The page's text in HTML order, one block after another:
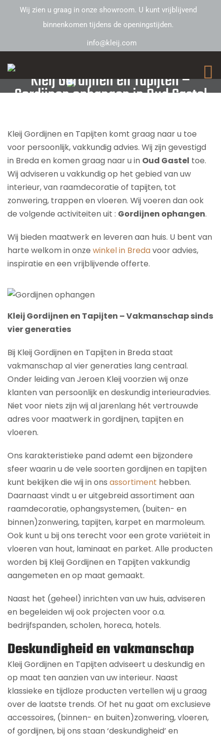
Wij zien u graag in onze showroom. U kunt vrijblijvend
binnenkomen tijdens de openingstijden.
info@kleij.com
Kleij Gordijnen en Tapijten –
Gordijnen ophangen in Oud Gastel
Kleij Gordijnen en Tapijten komt graag naar u toe
voor persoonlijk, vakkundig advies. Wij zijn gevestigd
in Breda en komen graag naar u in Oud Gastel toe.
Wij adviseren u vakkundig op het gebied van uw
interieur, van raamdecoratie of tapijten, tot
zonwering, trappen en vloeren. Wij voeren dan ook
de volgende activiteiten uit : Gordijnen ophangen.
Wij bieden maatwerk en leveren aan huis. U bent van
harte welkom in onze winkel in Bredavoor advies,
inspiratie en een vrijblijvende offerte.
Kleij Gordijnen en Tapijten – Vakmanschap sinds
vier generaties
Bij Kleij Gordijnen en Tapijten in Breda staat
vakmanschap al vier generaties lang centraal.
Onder leiding van Jeroen Kleij voorzien wij onze
klanten van persoonlijk en deskundig interieuradvies.
Niet voor niets zijn wij al jarenlang hét vertrouwde
adres voor maatwerk in gordijnen, tapijten en
vloeren.
Ons karakteristieke pand ademt een bijzondere
sfeer waarin u de vele soorten gordijnen en tapijten
kunt bekijken die wij in ons assortiment hebben.
Daarnaast vindt u er uitgebreid assortiment aan
raamdecoratie, ophangsystemen, (buiten- en
binnen)zonwering, tapijten, karpet en marmoleum.
Ook kunt u bij ons terecht voor een grote variëteit in
vloeren van hout, laminaat en parket. Alle producten
worden bij Kleij Gordijnen en Tapijten vakkundig
aangemeten en op maat gemaakt.
Naast het (geheel) inrichten van uw huis, adviseren
en begeleiden wij ook projecten voor o.a.
bedrijfspanden, scholen, horeca, hotels.
Deskundigheid en vakmanschap
Kleij Gordijnen en Tapijten adviseert u deskundig en
op maat ten aanzien van uw interieur. Naast
klassieke en tijdloze producten vertellen wij u graag
over de laatste trends. Of het nu gaat om exclusieve
accessoires, (binnen- en buiten)zonwering, vloeren,
of gordijnen, bij ons staan ‘deskundigheid’ en